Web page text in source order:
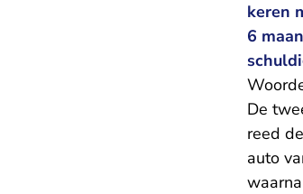
keren
6
De
reed de
auto